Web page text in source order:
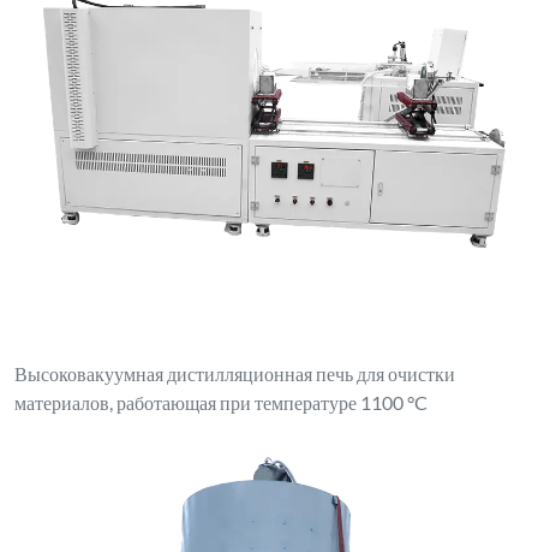
Высоковакуумная дистилляционная печь для очистки
материалов, работающая при температуре 1100 °C